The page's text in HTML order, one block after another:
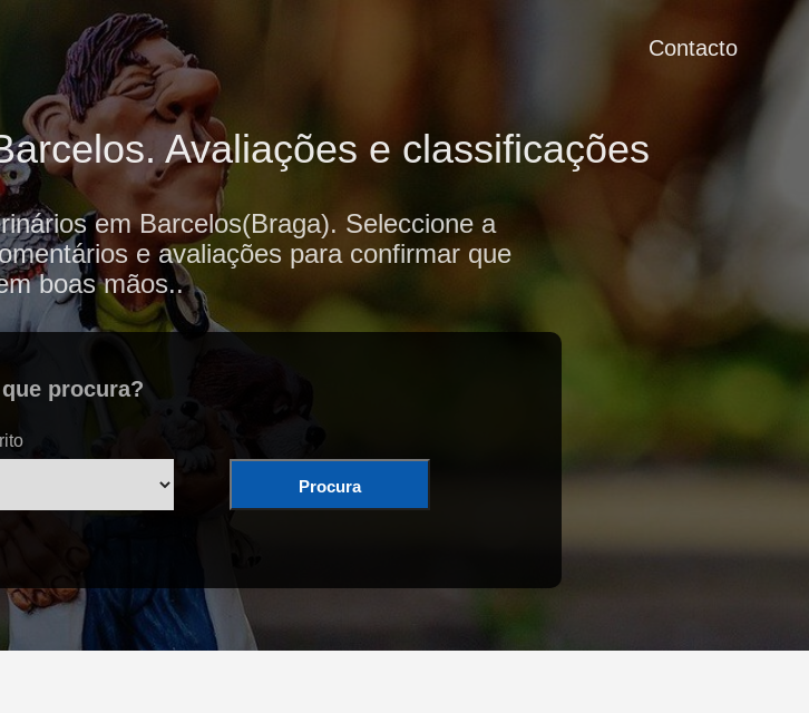
Contacto
Avaliações e classificações
em Barcelos(Braga). Seleccione a
e avaliações para confirmar que
boas mãos..
procura?
Procura